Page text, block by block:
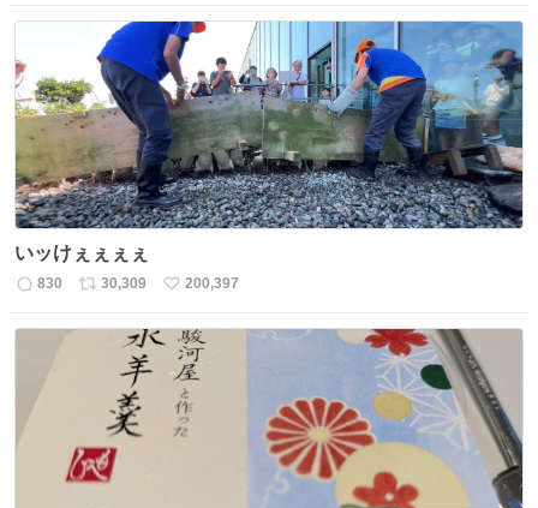
数
ね
数
いッけぇぇぇぇ
返
830
リ
30,309
い
ね
数
200,397